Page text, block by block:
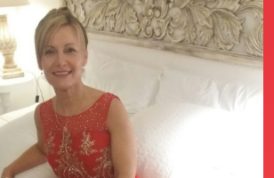
di Più
Club di Più
Valeria Pilla